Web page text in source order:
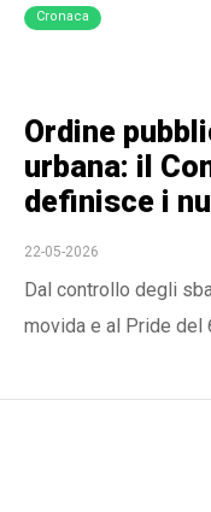
Cronaca
Ordine
urbana: il
definisce i
22-05-2026
Dal controllo degli
movida e al Pride del